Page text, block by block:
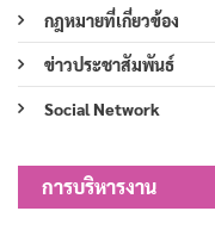
กฎหมายที่เกี่ยวข้อง
ข่าวประชาสัมพันธ์
Social Network
การบริหารงาน